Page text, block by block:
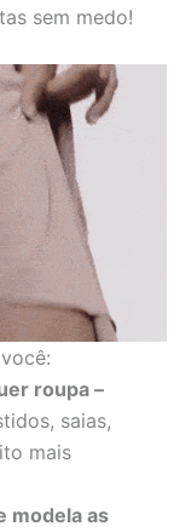
sem medo!
roupa –
saias,
mais
modela as